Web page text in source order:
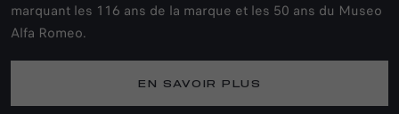
marquant les 116 ans de la marque et les 50 ans du Museo
Alfa Romeo.
EN SAVOIR PLUS